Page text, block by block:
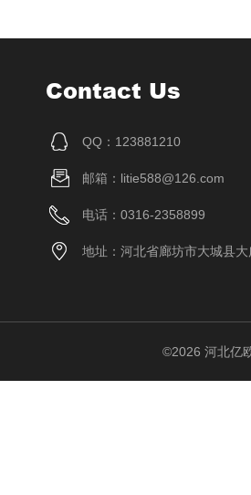
Contact Us
QQ：123881210
邮箱：litie588@126.com
电话：0316-2358899
地址：河北省廊坊市大城县
©2026 河北亿